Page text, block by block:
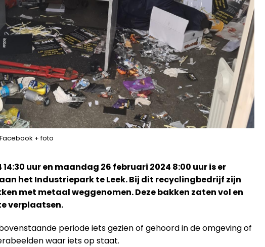
+ foto
uur en maandag 26 februari 2024 8:00 uur is er
het Industriepark te Leek. Bij dit recyclingbedrijf zijn
met metaal weggenomen. Deze bakken zaten vol en
verplaatsen.
periode iets gezien of gehoord in de omgeving of
waar iets op staat.